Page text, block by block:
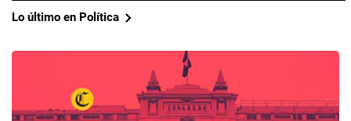
Lo último en Política